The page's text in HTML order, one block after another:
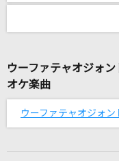
SEKAI NO OWARI(世界の終
MILABO
ずっと真夜中でいいのに。
アカイト
ウーファテャオジォ
オケ楽曲
ウーファテャオジォン